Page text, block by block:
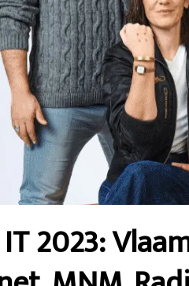
IT 2023: